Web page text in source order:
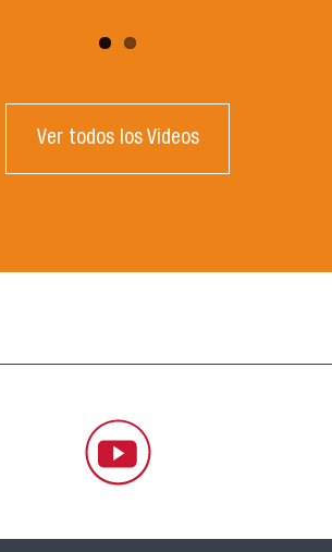
Ver todos los Videos